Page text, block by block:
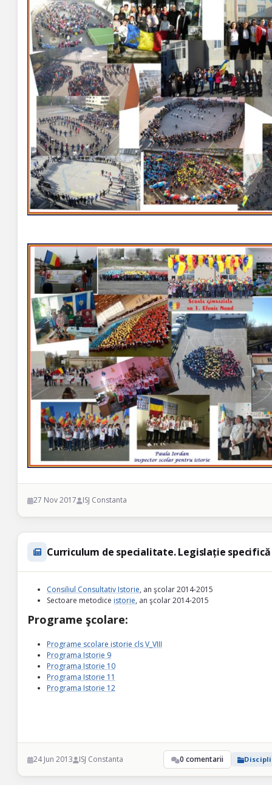
27 Nov 2017 ISJ Constanta
Curriculum de specialitate. Legislație specifică
Consiliul Consultativ Istorie, an şcolar 2014-2015
Sectoare metodice istorie, an şcolar 2014-2015
Programe şcolare:
Programe scolare istorie cls V_VIII
Programa Istorie 9
Programa Istorie 10
Programa Istorie 11
Programa Istorie 12
24 Jun 2013 ISJ Constanta 0 comentarii